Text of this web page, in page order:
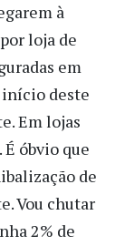
à
loja de
em
início deste
Em lojas
óbvio que
de
Vou chutar
2% de